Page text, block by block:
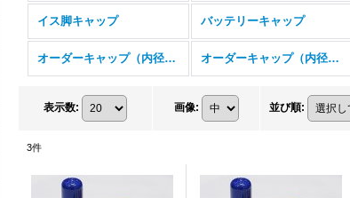
イス脚キャップ バッテリーキャップ
オーダーキャップ（内径17ミリ〜25ミリ） オーダーキャップ（内径26ミリ〜32ミリ）
表示数: 画像: 並び順:
3件